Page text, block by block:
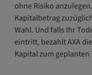
ohne Risiko
Kapitalbetrag
Wahl. Und falls Ihr
eintritt, bezahlt AXA
Kapital zum